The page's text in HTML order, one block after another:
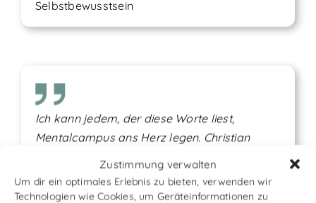
Zustimmung verwalten
Um dir ein optimales Erlebnis zu bieten, verwenden wir
Technologien wie Cookies, um Geräteinformationen zu
Selbstbewusstsein
Ich kann jedem, der diese Worte liest,
Mentalcampus ans Herz legen. Christian
unglaublich positive Ausstrahlung und die
Gabe hat, die „entscheidenden“ Fragen zu